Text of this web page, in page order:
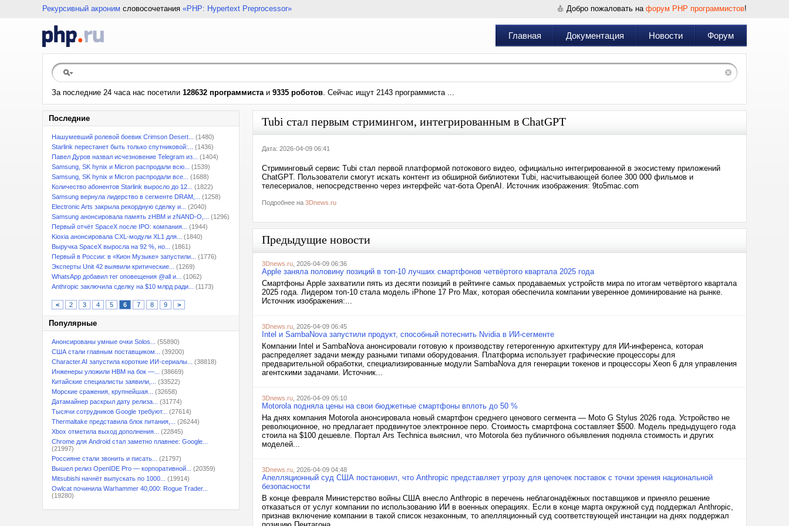
Рекурсивный акроним словосочетания «PHP: Hypertext Preprocessor» Добро пожаловать на форум PHP программистов!
Главная Документация Новости Форум
За последние 24 часа нас посетили 128632 программистаи 9335 роботов. Сейчас ищут 2143 программиста ...
Последние
Нашумевший ролевой боевик Crimson Desert...
(1480)
Starlink перестанет быть только спутниковой:...
(1436)
Павел Дуров назвал исчезновение Telegram из...
(1404)
Samsung, SK hynix и Micron распродали всю...
(1539)
Samsung, SK hynix и Micron распродали все...
(1688)
Количество абонентов Starlink выросло до 12...
(1822)
Samsung вернула лидерство в сегменте DRAM,...
(1258)
Electronic Arts закрыла рекордную сделку и...
(2040)
Samsung анонсировала память zHBM и zNAND-O,...
(1296)
Первый отчёт SpaceX после IPO: компания...
(1944)
Kioxia анонсировала CXL-модули XL1 для...
(1840)
Выручка SpaceX выросла на 92 %, но...
(1861)
Первый в России: в «Кион Музыке» запустили...
(1776)
Эксперты Unit 42 выявили критические...
(1269)
WhatsApp добавил тег оповещения @all и...
(1062)
Anthropic заключила сделку на $10 млрд ради...
(1173)
< 2 3 4 5 6 7 8 9 >
Популярные
Анонсированы умные очки Solos...
(55890)
США стали главным поставщиком...
(39200)
Character.AI запустила короткие ИИ-сериалы...
(38818)
Инженеры уложили HBM на бок —...
(38669)
Китайские специалисты заявили,...
(33522)
Морские сражения, крупнейшая...
(32658)
Датамайнер раскрыл дату релиза...
(31774)
Тысячи сотрудников Google требуют...
(27614)
Thermaltake представила блок питания,...
(26244)
Xbox отметила выход дополнения...
(22845)
Chrome для Android стал заметно плавнее: Google...
(21997)
Россияне стали звонить и писать...
(21797)
Вышел релиз OpenIDE Pro — корпоративной...
(20359)
Mitsubishi начнёт выпускать по 1000...
(19914)
Owlcat починила Warhammer 40,000: Rogue Trader...
(19280)
Tubi стал первым стримингом, интегрированным в ChatGPT
Дата: 2026-04-09 06:41
Стриминговый сервис Tubi стал первой платформой потокового видео, официально интегрированной в экосистему приложений
ChatGPT. Пользователи смогут искать контент из обширной библиотеки Tubi, насчитывающей более 300 000 фильмов и
телесериалов, непосредственно через интерфейс чат-бота OpenAI. Источник изображения: 9to5mac.com
Подробнее на 3Dnews.ru
Предыдущие новости
3Dnews.ru , 2026-04-09 06:36
Apple заняла половину позиций в топ-10 лучших смартфонов четвёртого квартала 2025 года
Смартфоны Apple захватили пять из десяти позиций в рейтинге самых продаваемых устройств мира по итогам четвёртого квартала
2025 года. Лидером топ-10 стала модель iPhone 17 Pro Max, которая обеспечила компании уверенное доминирование на рынке.
Источник изображения:...
3Dnews.ru , 2026-04-09 06:45
Intel и SambaNova запустили продукт, способный потеснить Nvidia в ИИ-сегменте
Компании Intel и SambaNova анонсировали готовую к производству гетерогенную архитектуру для ИИ-инференса, которая
распределяет задачи между разными типами оборудования. Платформа использует графические процессоры для
предварительной обработки, специализированные модули SambaNova для генерации токенов и процессоры Xeon 6 для управления
агентскими задачами. Источник...
3Dnews.ru , 2026-04-09 05:10
Motorola подняла цены на свои бюджетные смартфоны вплоть до 50 %
На днях компания Motorola анонсировала новый смартфон среднего ценового сегмента — Moto G Stylus 2026 года. Устройство не
революционное, но предлагает продвинутое электронное перо. Стоимость смартфона составляет $500. Модель предыдущего года
стоила на $100 дешевле. Портал Ars Technica выяснил, что Motorola без публичного объявления подняла стоимость и других
моделей...
3Dnews.ru , 2026-04-09 04:48
Апелляционный суд США постановил, что Anthropic представляет угрозу для цепочек поставок с точки зрения национальной
безопасности
В конце февраля Министерство войны США внесло Anthropic в перечень неблагонадёжных поставщиков и приняло решение
отказаться от услуг компании по использованию ИИ в военных операциях. Если в конце марта окружной суд поддержал Anthropic,
признав включение компании в такой список незаконным, то апелляционный суд соответствующей инстанции на днях поддержал